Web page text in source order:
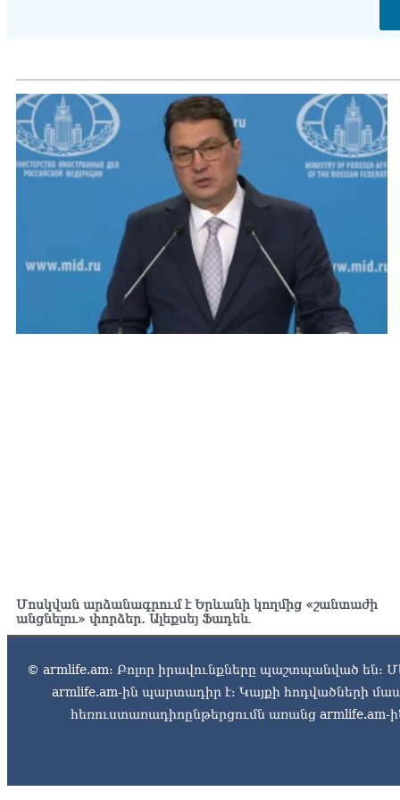
Մոսկվան արձանագրում է Երևանի կողմից «շանտաժի
անցնելու» փորձեր․ Ալեքսեյ Ֆադեև
© armlife.am: Բոլոր իրավունքները պաշտպանված են:
armlife.am-ին պարտադիր է: Կայքի հոդվածների
հեռուստառադիոընթերցումն առանց armlife.am-